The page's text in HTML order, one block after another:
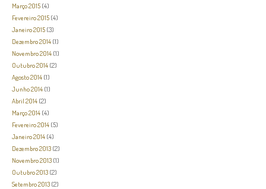
Março 2015 (4)
Fevereiro 2015 (4)
Janeiro 2015 (3)
Dezembro 2014 (1)
Novembro 2014 (1)
Outubro 2014 (2)
Agosto 2014 (1)
Junho 2014 (1)
Abril 2014 (2)
Março 2014 (4)
Fevereiro 2014 (5)
Janeiro 2014 (4)
Dezembro 2013 (2)
Novembro 2013 (1)
Outubro 2013 (2)
Setembro 2013 (2)